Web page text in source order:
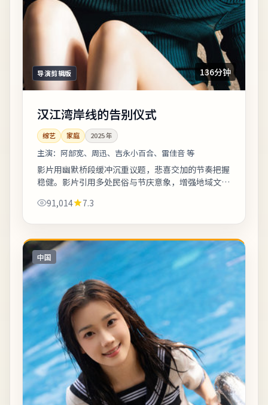
导演剪辑版 136分钟
汉江湾岸线的告别仪式
综艺 家庭 2025年
主演： 阿部宽、周迅、吉永小百合、雷佳音 等
影片用幽默桥段缓冲沉重议题，悲喜交加的节奏把握
稳健。影片引用多处民俗与节庆意象，增强地域文化
可按图索骥打卡。《汉江湾岸线的告别仪式...
91,014 7.3
中国